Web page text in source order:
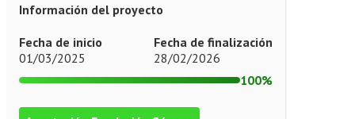
Información del proyecto
Fecha de inicio
01/03/2025
Fecha de finalización
28/02/2026
100%